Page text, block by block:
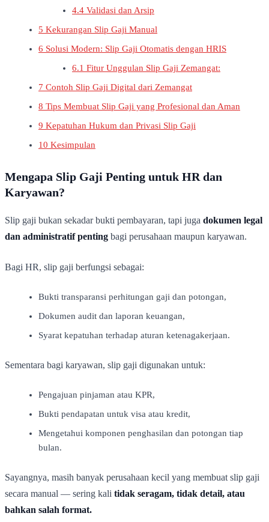
4.4 Validasi dan Arsip
5 Kekurangan Slip Gaji Manual
6 Solusi Modern: Slip Gaji Otomatis dengan HRIS
6.1 Fitur Unggulan Slip Gaji Zemangat:
7 Contoh Slip Gaji Digital dari Zemangat
8 Tips Membuat Slip Gaji yang Profesional dan Aman
9 Kepatuhan Hukum dan Privasi Slip Gaji
10 Kesimpulan
Mengapa Slip Gaji Penting untuk HR dan
Karyawan?
Slip gaji bukan sekadar bukti pembayaran, tapi juga dokumen legal
dan administratif penting bagi perusahaan maupun karyawan.
Bagi HR, slip gaji berfungsi sebagai:
Bukti transparansi perhitungan gaji dan potongan,
Dokumen audit dan laporan keuangan,
Syarat kepatuhan terhadap aturan ketenagakerjaan.
Sementara bagi karyawan, slip gaji digunakan untuk:
Pengajuan pinjaman atau KPR,
Bukti pendapatan untuk visa atau kredit,
Mengetahui komponen penghasilan dan potongan tiap
bulan.
Sayangnya, masih banyak perusahaan kecil yang membuat slip gaji
secara manual — sering kali tidak seragam, tidak detail, atau
bahkan salah format.